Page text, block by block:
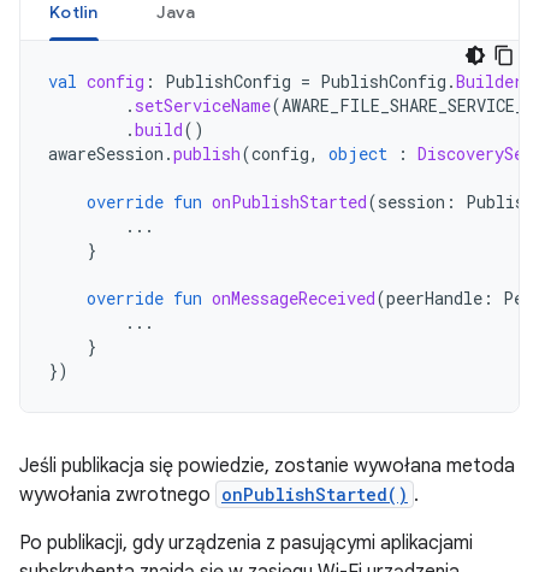
Kotlin Java
val config : PublishConfig = PublishConfig .Builder
. setServiceName(
.build()
awareSession .publish(config, object :
override fun onPublishStarted(session :
...
}
override fun onMessageReceived(peerHandle :
...
}
})
Jeśli publikacja się powiedzie, zostanie wywołana metoda
wywołania zwrotnego onPublishStarted() .
Po publikacji, gdy urządzenia z pasującymi aplikacjami